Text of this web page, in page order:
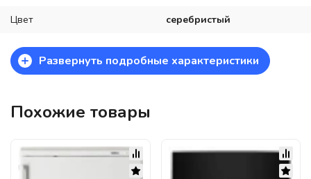
Цвет серебристый
+ Развернуть подробные характеристики
Похожие товары